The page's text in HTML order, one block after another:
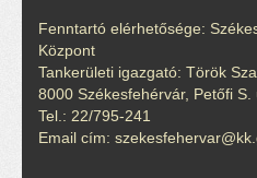
Fenntartó elérhetősége:
Központ
Tankerületi igazgató: Török
8000 Székesfehérvár, Petőfi S.
Tel.: 22/795-241
Email cím: